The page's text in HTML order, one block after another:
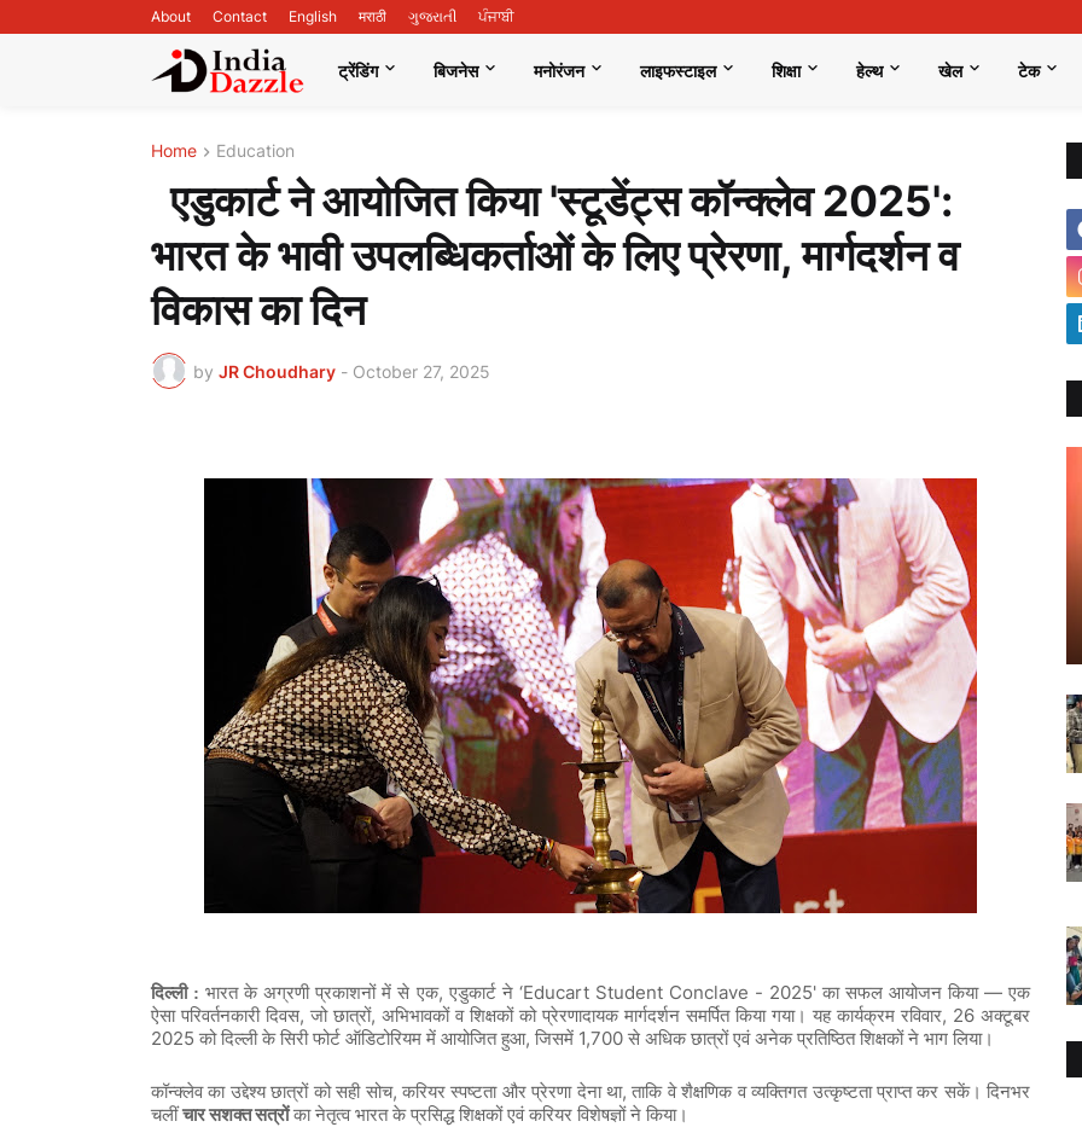
About Contact English मराठी ગુજરાતી ਪੰਜਾਬੀ
ट्रेंडिंग बिजनेस मनोरंजन लाइफस्टाइल शिक्षा हेल्थ खेल टेक
Home Education
एडुकार्ट ने आयोजित किया 'स्टूडेंट्स कॉन्क्लेव 2025':
भारत के भावी उपलब्धिकर्ताओं के लिए प्रेरणा, मार्गदर्शन व
विकास का दिन
by JR Choudhary - October 27, 2025
दिल्ली : भारत के अग्रणी प्रकाशनों में से एक, एडुकार्ट ने‘Educart Student Conclave - 2025' का सफल आयोजन किया—एक
ऐसा परिवर्तनकारी दिवस, जो छात्रों, अभिभावकों व शिक्षकों को प्रेरणादायक मार्गदर्शन समर्पित किया गया। यह कार्यक्रम रविवार, 26 अक्टूबर
2025 को दिल्ली के सिरी फोर्ट ऑडिटोरियम में आयोजित हुआ, जिसमें 1,700 से अधिक छात्रों एवं अनेक प्रतिष्ठित शिक्षकों ने भाग लिया।
कॉन्क्लेव का उद्देश्य छात्रों को सही सोच, करियर स्पष्टता और प्रेरणा देना था,ताकि वे शैक्षणिक व व्यक्तिगत उत्कृष्टता प्राप्त कर सकें। दिनभर
चलीं चारसशक्तसत्रों का नेतृत्व भारत के प्रसिद्ध शिक्षकों एवं करियर विशेषज्ञों ने किया।